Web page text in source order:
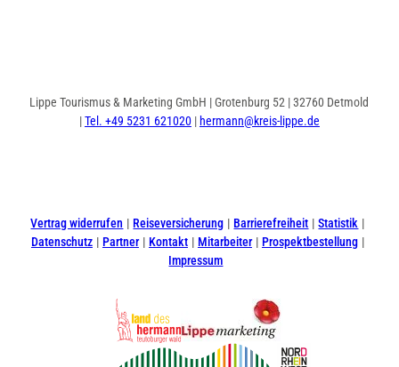
Lippe Tourismus & Marketing GmbH | Grotenburg 52 | 32760 Detmold
|Tel. +49 5231 621020|hermann@kreis-lippe.de
t
a
g
e
b
o
Vertrag widerrufen Reiseversicherung Barrierefreiheit
Statistik
Datenschutz
Partner Kontakt Mitarbeiter
Prospektbestellung
Impressum